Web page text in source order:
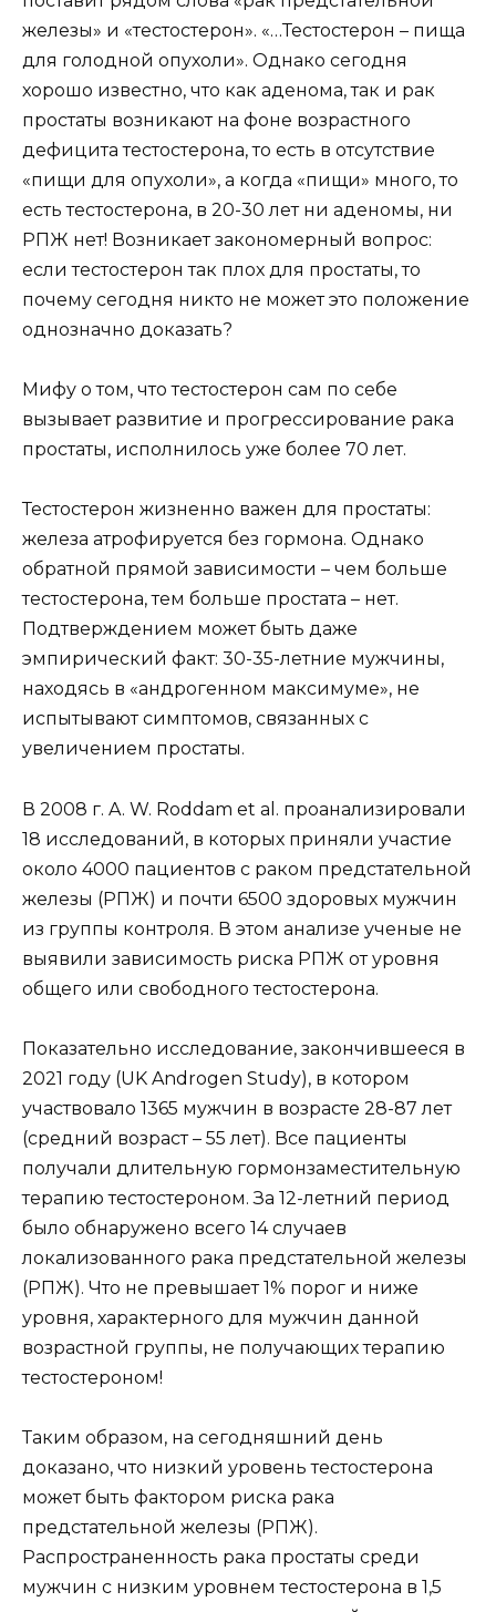
железы» и «тестостерон». «…Тестостерон – пища
для голодной опухоли». Однако сегодня
хорошо известно, что как аденома, так и рак
простаты возникают на фоне возрастного
дефицита тестостерона, то есть в отсутствие
«пищи для опухоли», а когда «пищи» много, то
есть тестостерона, в 20-30 лет ни аденомы, ни
РПЖ нет! Возникает закономерный вопрос:
если тестостерон так плох для простаты, то
почему сегодня никто не может это положение
однозначно доказать?
Мифу о том, что тестостерон сам по себе
вызывает развитие и прогрессирование рака
простаты, исполнилось уже более 70 лет.
Тестостерон жизненно важен для простаты:
железа атрофируется без гормона. Однако
обратной прямой зависимости – чем больше
тестостерона, тем больше простата – нет.
Подтверждением может быть даже
эмпирический факт: 30-35-летние мужчины,
находясь в «андрогенном максимуме», не
испытывают симптомов, связанных с
увеличением простаты.
В 2008 г. A. W. Roddam et al. проанализировали
18 исследований, в которых приняли участие
около 4000 пациентов с раком предстательной
железы (РПЖ) и почти 6500 здоровых мужчин
из группы контроля. В этом анализе ученые не
выявили зависимость риска РПЖ от уровня
общего или свободного тестостерона.
Показательно исследование, закончившееся в
2021 году (UK Androgen Study), в котором
участвовало 1365 мужчин в возрасте 28-87 лет
(средний возраст – 55 лет). Все пациенты
получали длительную гормонзаместительную
терапию тестостероном. За 12-летний период
было обнаружено всего 14 случаев
локализованного рака предстательной железы
(РПЖ). Что не превышает 1% порог и ниже
уровня, характерного для мужчин данной
возрастной группы, не получающих терапию
тестостероном!
Таким образом, на сегодняшний день
доказано, что низкий уровень тестостерона
может быть фактором риска рака
предстательной железы (РПЖ).
Распространенность рака простаты среди
мужчин с низким уровнем тестостерона в 1,5